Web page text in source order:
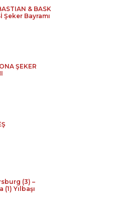
& BASK
Şeker Bayramı
ŞEKER
(3) –
(1) Yılbaşı